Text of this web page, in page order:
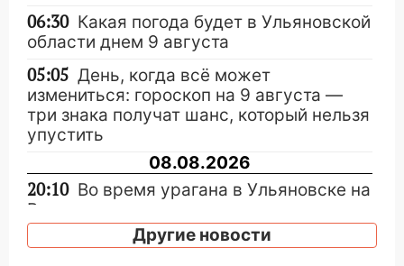
06:30 Какая погода будет в Ульяновской
области днем 9 августа
05:05 День, когда всё может
измениться: гороскоп на 9 августа —
три знака получат шанс, который нельзя
упустить
08.08.2026
20:10 Во время урагана в Ульяновске на
Волге перевернулась лодка
19:55 В Ульяновске упавшее дерево
Другие новости